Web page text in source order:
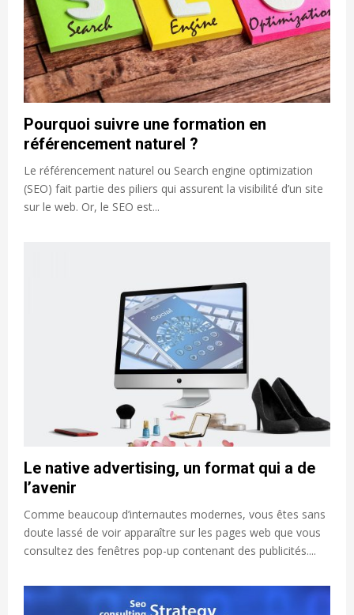
Pourquoi suivre une formation en
référencement naturel ?
Le référencement naturel ou Search engine optimization
(SEO) fait partie des piliers qui assurent la visibilité d’un site
sur le web. Or, le SEO est...
Le native advertising, un format qui a de
l’avenir
Comme beaucoup d’internautes modernes, vous êtes sans
doute lassé de voir apparaître sur les pages web que vous
consultez des fenêtres pop-up contenant des publicités....